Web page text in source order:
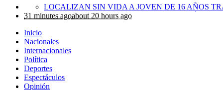
31 minutes agoabout 20 hours ago
Inicio
Nacionales
Internacionales
Política
Deportes
Espectáculos
Opinión